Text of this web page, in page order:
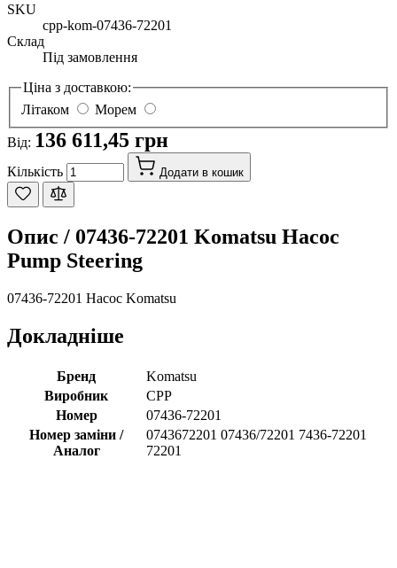
SKU
cpp-kom-07436-72201
Склад
Під замовлення
Ціна з доставкою:
Літаком
Морем
Від: 136 611,45 грн
Кількість Додати в кошик
Опис / 07436-72201 Komatsu Насос
Pump Steering
07436-72201 Насос Komatsu
Докладніше
Бренд
Komatsu
Виробник
CPP
Номер
07436-72201
Номер заміни /
Аналог
0743672201 07436/72201 7436-72201
72201